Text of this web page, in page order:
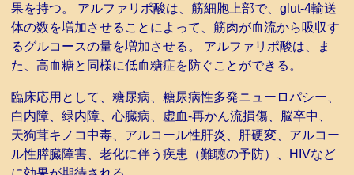
果を持つ。 アルファリポ酸は、筋細胞上部で、glut-4輸送
体の数を増加させることによって、筋肉が血流から吸収す
るグルコースの量を増加させる。 アルファリポ酸は、ま
た、高血糖と同様に低血糖症を防ぐことができる。
臨床応用として、糖尿病、糖尿病性多発ニューロパシー、
白内障、緑内障、心臓病、虚血-再かん流損傷、脳卒中、
天狗茸キノコ中毒、アルコール性肝炎、肝硬変、アルコー
ル性膵臓障害、老化に伴う疾患（難聴の予防）、HIVなど